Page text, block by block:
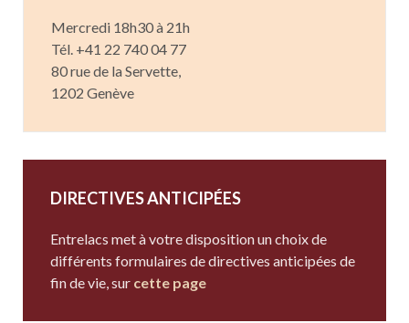
Mercredi 18h30 à 21h
Tél. +41 22 740 04 77
80 rue de la Servette,
1202 Genève
DIRECTIVES ANTICIPÉES
Entrelacs met à votre disposition un choix de
différents formulaires de directives anticipées de
fin de vie, sur cette page